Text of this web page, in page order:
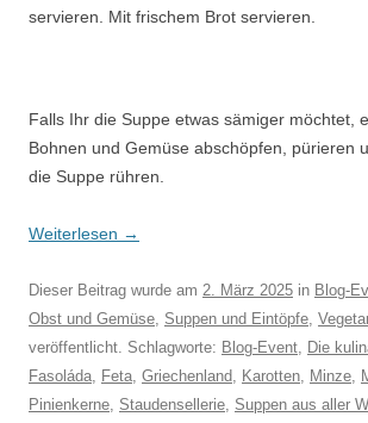
servieren. Mit frischem Brot servieren.
Falls Ihr die Suppe etwas sämiger möchtet,
Bohnen und Gemüse abschöpfen, pürieren
die Suppe rühren.
Weiterlesen →
Dieser Beitrag wurde am 2. März 2025 in Blog-
Obst und Gemüse, Suppen und Eintöpfe,
veröffentlicht. Schlagworte: Blog-Event, Die
Fasoláda, Feta, Griechenland, Karotten, Minze,
Pinienkerne, Staudensellerie, Suppen aus aller